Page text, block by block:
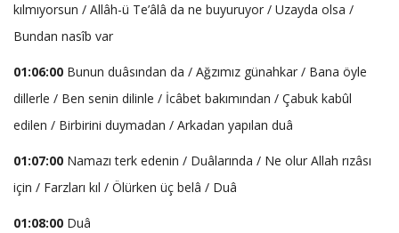
kılmıyorsun / Allâh-ü Te’âlâ da ne buyuruyor / Uzayda olsa /
Bundan nasîb var
01:06:00 Bunun duâsından da / Ağzımız günahkar / Bana öyle
dillerle / Ben senin dilinle / İcâbet bakımından / Çabuk kabûl
edilen / Birbirini duymadan / Arkadan yapılan duâ
01:07:00 Namazı terk edenin / Duâlarında / Ne olur Allah rızâsı
için / Farzları kıl / Ölürken üç belâ / Duâ
01:08:00 Duâ